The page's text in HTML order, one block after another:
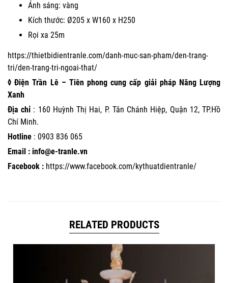
Ánh sáng: vàng
Kích thước: Ø205 x W160 x H250
Rọi xa 25m
https://thietbidientranle.com/danh-muc-san-pham/den-trang-
tri/den-trang-tri-ngoai-that/
◊ Điện Trần Lê – Tiên phong cung cấp giải pháp Năng Lượng
Xanh
Địa chỉ : 160 Huỳnh Thị Hai, P. Tân Chánh Hiệp, Quận 12, TP.Hồ
Chí Minh.
Hotline : 0903 836 065
Email : info@e-tranle.vn
Facebook : https://www.facebook.com/kythuatdientranle/
RELATED PRODUCTS